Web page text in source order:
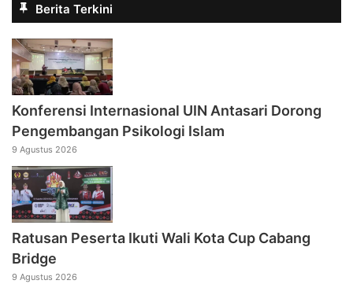
Berita Terkini
Konferensi Internasional UIN Antasari Dorong
Pengembangan Psikologi Islam
9 Agustus 2026
Ratusan Peserta Ikuti Wali Kota Cup Cabang
Bridge
9 Agustus 2026